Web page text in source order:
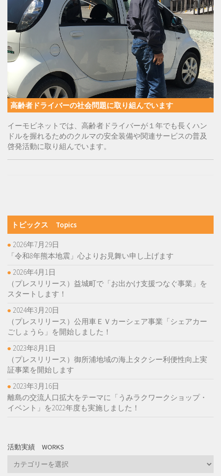
高齢者ドライバーの社会問題に取り組んでいます
イーモビネットでは、高齢者ドライバーが１年でも長くハン
ドルを握れるためのクルマの安全装備や関連サービスの普及
啓発活動に取り組んでいます。
トピックス Topics
「令和8年熊本地震」心よりお見舞い申し上げます
2026年7月29日
（プレスリリース）益城町で「お出かけ支援つなぐ事業」を
スタートします！
2026年4月1日
（プレスリリース）公用車ＥＶカーシェア事業「シェアカー
ごしょうら」を開始しました！
2024年3月20日
（プレスリリース）御所浦地域の海上タクシー利便性向上実
証事業を開始します
2023年8月1日
離島の交流人口拡大をテーマに「うみラクワークショップ・
イベント」を2022年度も実施しました！
2023年3月16日
活動実績 WORKS
動